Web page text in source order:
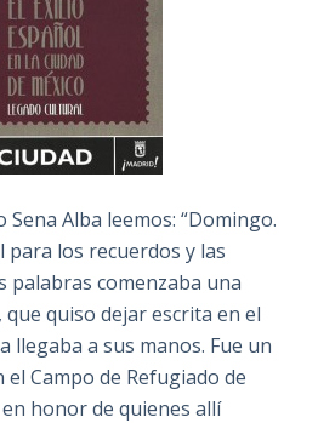
Sena Alba leemos: “Domingo.
para los recuerdos y las
palabras comenzaba una
quiso dejar escrita en el
llegaba a sus manos. Fue un
el Campo de Refugiado de
honor de quienes allí